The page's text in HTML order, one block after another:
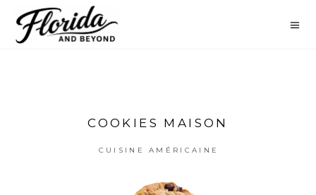
COOKIES MAISON
CUISINE AMÉRICAINE